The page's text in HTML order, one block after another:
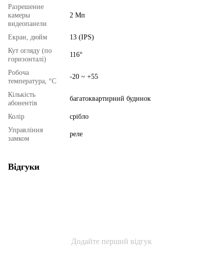
Разрешение
камеры
видеопанели
2 Мп
Екран, дюйм
13 (IPS)
Кут огляду (по
горизонталі)
116°
Робоча
температура, °C
-20 ~ +55
Кількість
абонентів
багатоквартирний будинок
Колір
срібло
Управління
замком
реле
Відгуки
Додайте перший відгук